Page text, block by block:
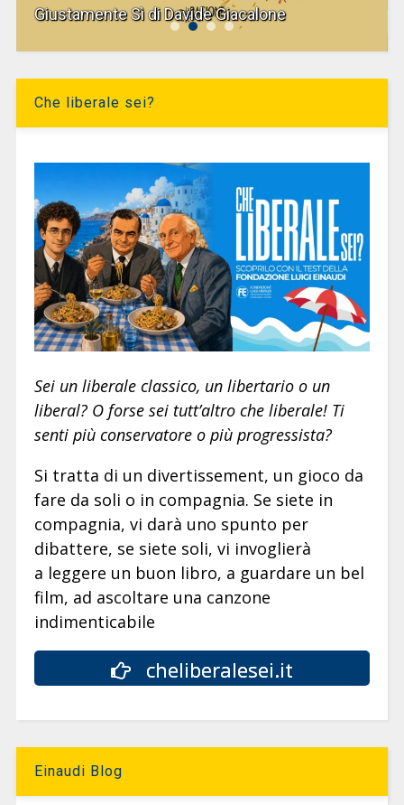
Giustamente Sì di Davide Giacalone
Che liberale sei?
Sei un liberale classico, un libertario o un
liberal? O forse sei tutt’altro che liberale! Ti
senti più conservatore o più progressista?
Si tratta di un divertissement, un gioco da
fare da soli o in compagnia. Se siete in
compagnia, vi darà uno spunto per
dibattere, se siete soli, vi invoglierà
a leggere un buon libro, a guardare un bel
film, ad ascoltare una canzone
indimenticabile
cheliberalesei.it
Einaudi Blog